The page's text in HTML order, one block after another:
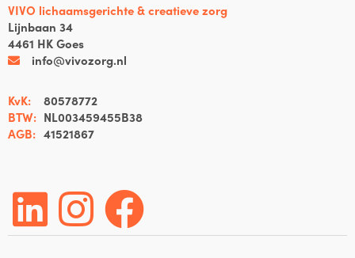
VIVO lichaamsgerichte & creatieve zorg
Lijnbaan 34
4461 HK Goes
info@vivozorg.nl
KvK:
80578772
BTW: NL003459455B38
AGB: 41521867